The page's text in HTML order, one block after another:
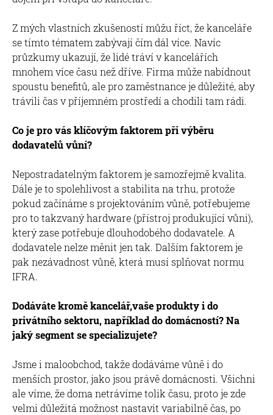
Z mých vlastních zkušeností můžu říct, že kanceláře
se tímto tématem zabývají čím dál více. Navíc
průzkumy ukazují, že lidé tráví v kancelářích
mnohem více času než dříve. Firma může nabídnout
spoustu benefitů, ale pro zaměstnance je důležité, aby
trávili čas v příjemném prostředí a chodili tam rádi.
Co je pro vás klíčovým faktorem při výběru
dodavatelů vůní?
Nepostradatelným faktorem je samozřejmě kvalita.
Dále je to spolehlivost a stabilita na trhu, protože
pokud začínáme s projektováním vůně, potřebujeme
pro to takzvaný hardware (přístroj produkující vůni),
který zase potřebuje dlouhodobého dodavatele. A
dodavatele nelze měnit jen tak. Dalším faktorem je
pak nezávadnost vůně, která musí splňovat normu
IFRA.
Dodáváte kromě kancelář,vaše produkty i do
privátního sektoru, například do domácností? Na
jaký segment se specializujete?
Jsme i maloobchod, takže dodáváme vůně i do
menších prostor, jako jsou právě domácnosti. Všichni
ale víme, že doma netrávíme tolik času, proto je zde
velmi důležitá možnost nastavit variabilně čas, po